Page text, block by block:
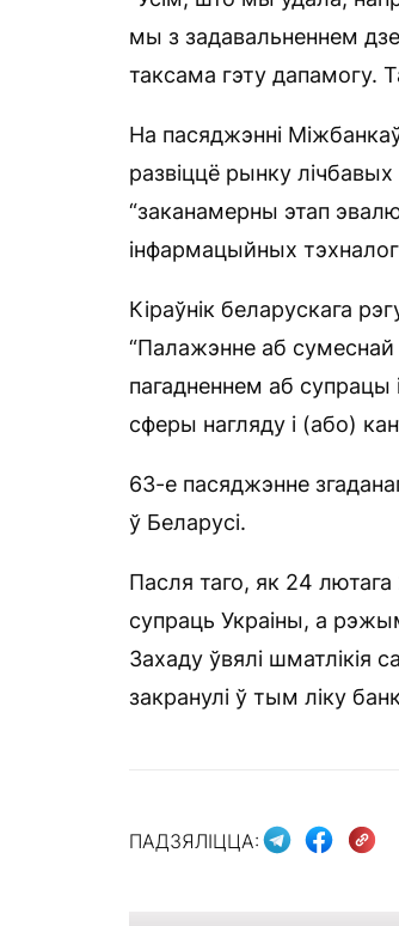
мы з задавальненнем
таксама гэту дапамогу.
На пасяджэнні
развіццё рынку
“заканамерны этап
інфармацыйных
Кіраўнік беларускага
“Палажэнне аб сумеснай
пагадненнем аб
сферы нагляду і (або)
63-е пасяджэнне
ў Беларусі.
Пасля таго, як 24
супраць Украіны, а
Захаду ўвялі шматлікія
закранулі ў тым ліку
ПАДЗЯЛІЦЦА: